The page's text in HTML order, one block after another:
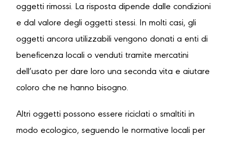
oggetti rimossi. La risposta dipende dalle condizioni
e dal valore degli oggetti stessi. In molti casi, gli
oggetti ancora utilizzabili vengono donati a enti di
beneficenza locali o venduti tramite mercatini
dell’usato per dare loro una seconda vita e aiutare
coloro che ne hanno bisogno.
Altri oggetti possono essere riciclati o smaltiti in
modo ecologico, seguendo le normative locali per